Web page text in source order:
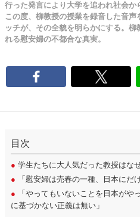
行った発言により大学を追われ社会か
この度、柳教授の授業を録音した音
ッチが、その全貌を明らかにする。
れる慰安婦の不都合な真実。
目次
● 学生たちに大人気だった教授はな
● 「慰安婦は売春の一種、日本にだ
● 「やってもいないことを日本が
に基づかない正義は無い」